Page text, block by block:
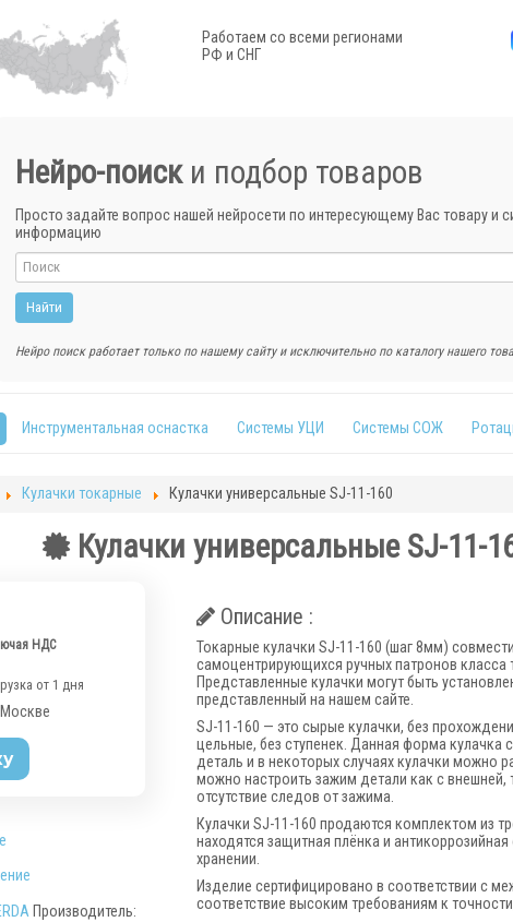
Работаем со всеми регионами
РФ и СНГ
Нейро-поиски подбор товаров
Просто задайте вопрос нашей нейросети по интересующему Вас товару
информацию
Нейро поиск работает только по нашему сайту и исключительно по каталогу нашего
Инструментальная оснастка Системы УЦИ Системы СОЖ
Кулачки токарные Кулачки универсальные SJ-11-160
Кулачки универсальные SJ-11-
НДС
от 1 дня
Производитель:
Описание :
Токарные кулачки SJ-11-160 (шаг 8мм)
самоцентрирующихся ручных патронов класса
Представленные кулачки могут быть
представленный на нашем сайте.
SJ-11-160 — это сырые кулачки, без
цельные, без ступенек. Данная форма кулачка
деталь и в некоторых случаях кулачки можно
можно настроить зажим детали как с
отсутствие следов от зажима.
Кулачки SJ-11-160 продаются комплектом из
находятся защитная плёнка и
хранении.
Изделие сертифицировано в соответствии с
соответствие высоким требованиям к